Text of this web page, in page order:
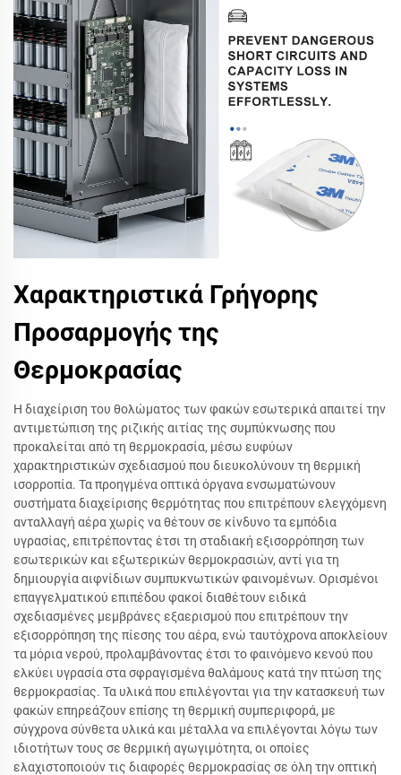
Χαρακτηριστικά Γρήγορης
Προσαρμογής της
Θερμοκρασίας
Η διαχείριση του θολώματος των φακών εσωτερικά απαιτεί την
αντιμετώπιση της ριζικής αιτίας της συμπύκνωσης που
προκαλείται από τη θερμοκρασία, μέσω ευφύων
χαρακτηριστικών σχεδιασμού που διευκολύνουν τη θερμική
ισορροπία. Τα προηγμένα οπτικά όργανα ενσωματώνουν
συστήματα διαχείρισης θερμότητας που επιτρέπουν ελεγχόμενη
ανταλλαγή αέρα χωρίς να θέτουν σε κίνδυνο τα εμπόδια
υγρασίας, επιτρέποντας έτσι τη σταδιακή εξισορρόπηση των
εσωτερικών και εξωτερικών θερμοκρασιών, αντί για τη
δημιουργία αιφνίδιων συμπυκνωτικών φαινομένων. Ορισμένοι
επαγγελματικού επιπέδου φακοί διαθέτουν ειδικά
σχεδιασμένες μεμβράνες εξαερισμού που επιτρέπουν την
εξισορρόπηση της πίεσης του αέρα, ενώ ταυτόχρονα αποκλείουν
τα μόρια νερού, προλαμβάνοντας έτσι το φαινόμενο κενού που
ελκύει υγρασία στα σφραγισμένα θαλάμους κατά την πτώση της
θερμοκρασίας. Τα υλικά που επιλέγονται για την κατασκευή των
φακών επηρεάζουν επίσης τη θερμική συμπεριφορά, με
σύγχρονα σύνθετα υλικά και μέταλλα να επιλέγονται λόγω των
ιδιοτήτων τους σε θερμική αγωγιμότητα, οι οποίες
ελαχιστοποιούν τις διαφορές θερμοκρασίας σε όλη την οπτική